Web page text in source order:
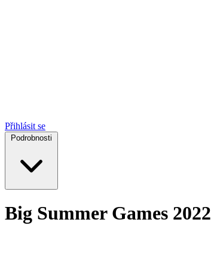
Přihlásit se
Podrobnosti
Big Summer Games 2022